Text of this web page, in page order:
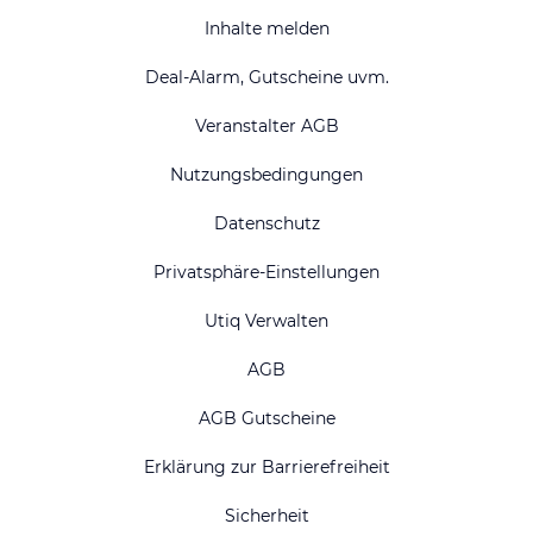
Inhalte melden
Deal-Alarm, Gutscheine uvm.
Veranstalter AGB
Nutzungsbedingungen
Datenschutz
Privatsphäre-Einstellungen
Utiq Verwalten
AGB
AGB Gutscheine
Erklärung zur Barrierefreiheit
Sicherheit